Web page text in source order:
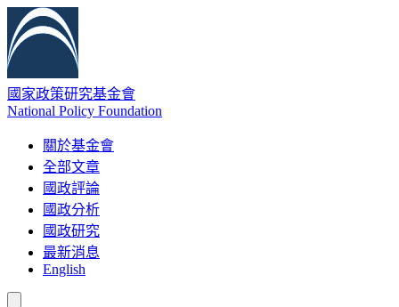
國家政策研究基金會
National Policy Foundation
關於基金會
全部文章
國政評論
國政分析
國政研究
最新消息
English